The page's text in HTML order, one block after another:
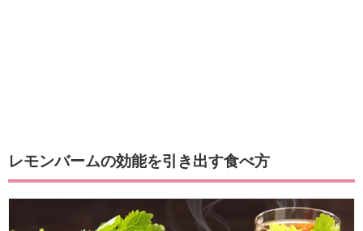
レモンバームの効能を引き出す食べ方